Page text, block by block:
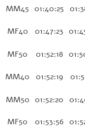
MM45 01:40:25
MF40 01:47:23
MF50 01:52:18
MM40 01:52:19
MM50 01:52:20
MF50 01:53:56